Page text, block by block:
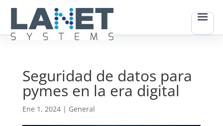
Seguridad de datos para
pymes en la era digital
Ene 1, 2024| General